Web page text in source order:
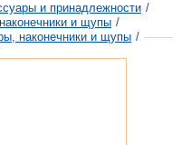
и принадлежности /
и щупы /
наконечники и щупы /